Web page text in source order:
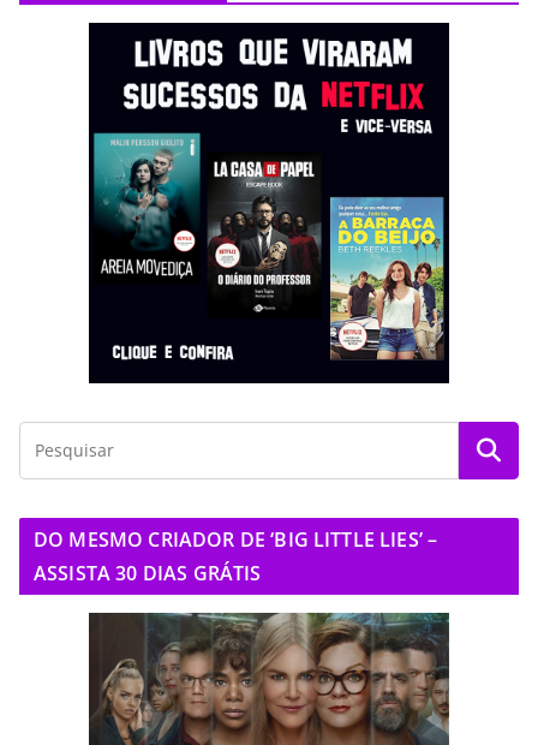
DO MESMO CRIADOR DE ‘BIG LITTLE LIES’ –
ASSISTA 30 DIAS GRÁTIS